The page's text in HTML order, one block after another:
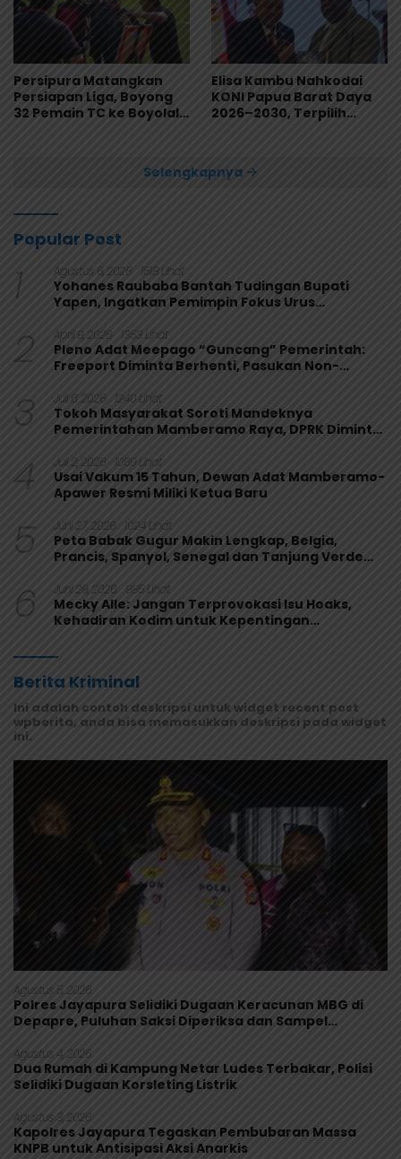
Persipura Matangkan
Persiapan Liga, Boyong
32 Pemain TC ke Boyolali
Elisa Kambu Nahkodai
KONI Papua Barat Daya
2026–2030, Terpilih
Selengkapnya
Popular Post
1 Agustus 6, 2026 1518 Lihat
Yohanes Raubaba Bantah Tudingan Bupati
Yapen, Ingatkan Pemimpin Fokus Urus
2 April 9, 2026 1353 Lihat
Pleno Adat Meepago “Guncang” Pemerintah:
Freeport Diminta Berhenti, Pasukan Non-
3 Juli 6, 2026 1240 Lihat
Tokoh Masyarakat Soroti Mandeknya
Pemerintahan Mamberamo Raya, DPRK Diminta
4 Juli 2, 2026 1069 Lihat
Usai Vakum 15 Tahun, Dewan Adat Mamberamo-
Apawer Resmi Miliki Ketua Baru
5 Juni 27, 2026 1024 Lihat
Peta Babak Gugur Makin Lengkap, Belgia,
Prancis, Spanyol, Senegal dan Tanjung Verde
6 Juni 29, 2026 985 Lihat
Mecky Alle: Jangan Terprovokasi Isu Hoaks,
Kehadiran Kodim untuk Kepentingan
Berita Kriminal
Ini adalah contoh deskripsi untuk widget recent post
wpberita, anda bisa memasukkan deskripsi pada widget
ini.
Agustus 5, 2026
Polres Jayapura Selidiki Dugaan Keracunan MBG di
Depapre, Puluhan Saksi Diperiksa dan Sampel
Agustus 4, 2026
Dua Rumah di Kampung Netar Ludes Terbakar, Polisi
Selidiki Dugaan Korsleting Listrik
Agustus 3, 2026
Kapolres Jayapura Tegaskan Pembubaran Massa
KNPB untuk Antisipasi Aksi Anarkis